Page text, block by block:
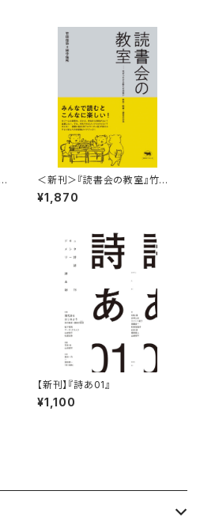
＜新刊＞『読書会の教室』竹田
信弥・田中佳祐（刊行：晶文社）
¥1,870
【新刊】『詩あ01』
¥1,100